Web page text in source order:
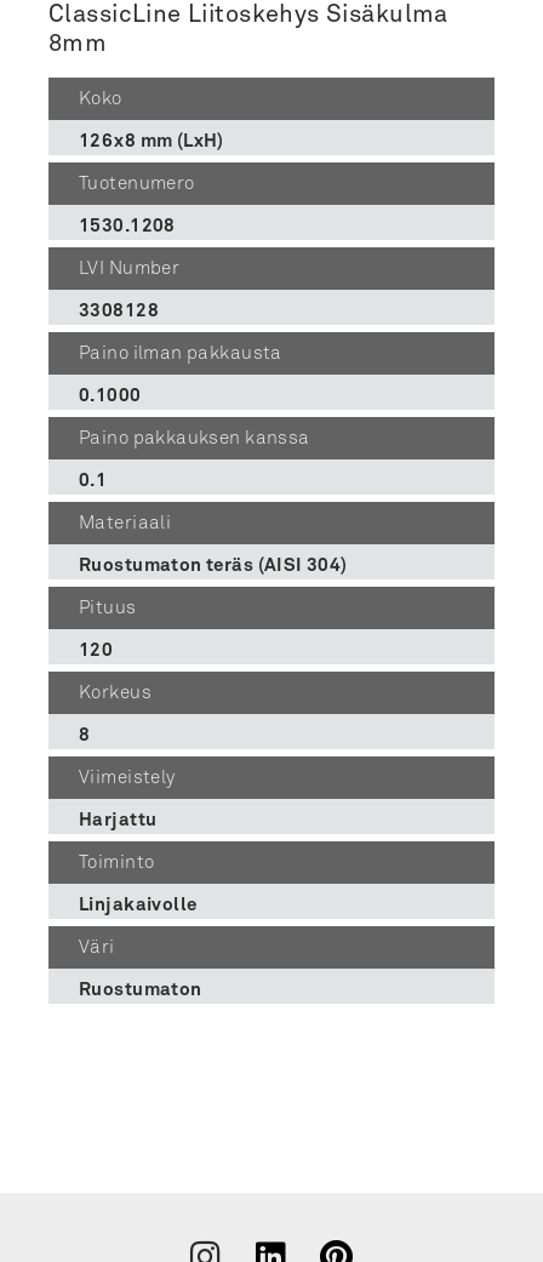
ClassicLine Liitoskehys Sisäkulma
8mm
Koko
126x8 mm (LxH)
Tuotenumero
1530.1208
LVI Number
3308128
Paino ilman pakkausta
0.1000
Paino pakkauksen kanssa
0.1
Materiaali
Ruostumaton teräs (AISI 304)
Pituus
120
Korkeus
8
Viimeistely
Harjattu
Toiminto
Linjakaivolle
Väri
Ruostumaton